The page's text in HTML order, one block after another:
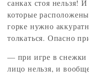
санках стоя нельзя! И
которые
горке нужно
толкаться. Опасно
— при игре в снежки
лицо нельзя, и